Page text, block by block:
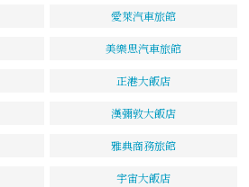
愛萊汽車旅館
美樂思汽車旅館
正港大飯店
漢彌敦大飯店
雅典商務旅館
宇宙大飯店